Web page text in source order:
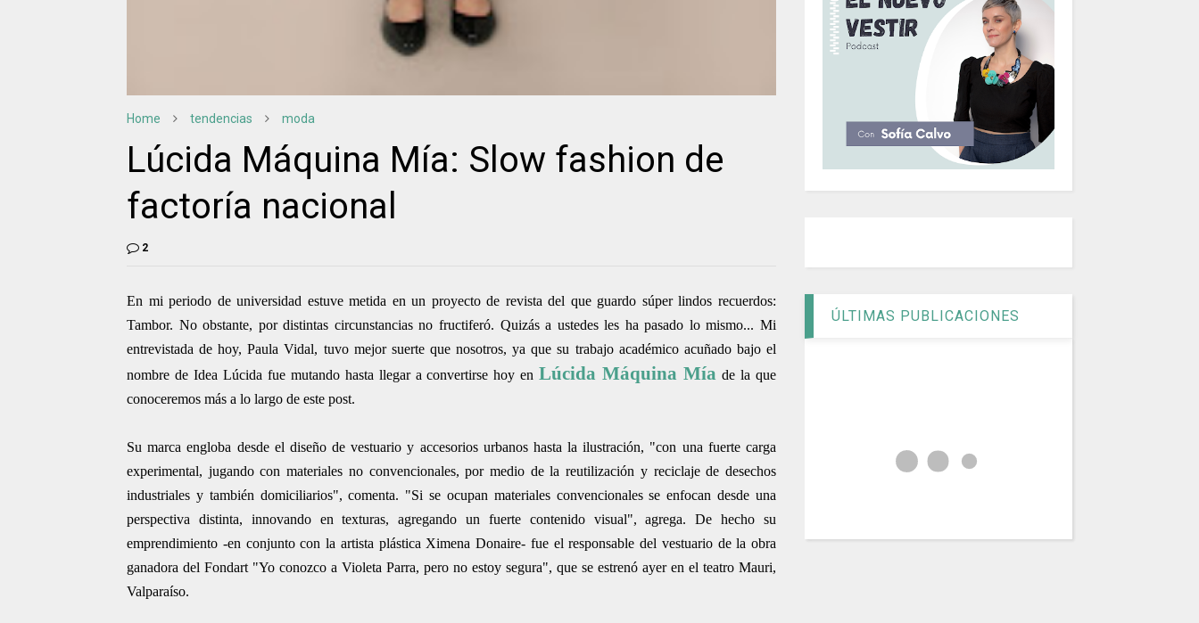
Home tendencias moda
Lúcida Máquina Mía: Slow fashion de
factoría nacional
2
En mi periodo de universidad estuve metida en un proyecto de revista del que guardo súper lindos recuerdos:
Tambor. No obstante, por distintas circunstancias no fructiferó. Quizás a ustedes les ha pasado lo mismo... Mi
entrevistada de hoy, Paula Vidal, tuvo mejor suerte que nosotros, ya que su trabajo académico acuñado bajo el
nombre de Idea Lúcida fue mutando hasta llegar a convertirse hoy en Lúcida Máquina Mía de la que
conoceremos más a lo largo de este post.
Su marca engloba desde el diseño de vestuario y accesorios urbanos hasta la ilustración, "con una fuerte carga
experimental, jugando con materiales no convencionales, por medio de la reutilización y reciclaje de desechos
industriales y también domiciliarios", comenta. "Si se ocupan materiales convencionales se enfocan desde una
perspectiva distinta, innovando en texturas, agregando un fuerte contenido visual", agrega. De hecho su
emprendimiento -en conjunto con la artista plástica Ximena Donaire- fue el responsable del vestuario de la obra
ganadora del Fondart "Yo conozco a Violeta Parra, pero no estoy segura", que se estrenó ayer en el teatro Mauri,
Valparaíso.
ÚLTIMAS PUBLICACIONES